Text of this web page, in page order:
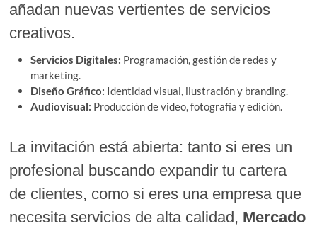
añadan nuevas vertientes de servicios
creativos.
Servicios Digitales: Programación, gestión de redes y
marketing.
Diseño Gráfico: Identidad visual, ilustración y branding.
Audiovisual: Producción de video, fotografía y edición.
La invitación está abierta: tanto si eres un
profesional buscando expandir tu cartera
de clientes, como si eres una empresa que
necesita servicios de alta calidad, Mercado